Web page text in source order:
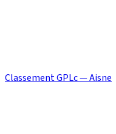
Classement GPLc — Aisne